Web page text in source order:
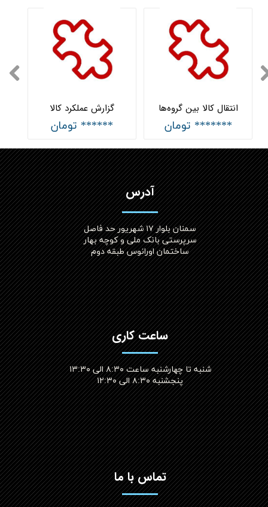
گزارش عملکرد کالا
****** تومان
انتقال کالا بین گروه‌ها
******* تومان
آدرس
سمنان بلوار ۱۷ شهریور حد فاصل
سرپرستی بانک ملی و کوچه بهار
ساختمان اورانوس طبقه دوم
ساعت کاری
شنبه تا چهارشنبه ساعت ۸:۳۰ الی ۱۳:۳۰
پنجشنبه ۸:۳۰ الی ۱۲:۳۰​​​​​​​
تماس با ما